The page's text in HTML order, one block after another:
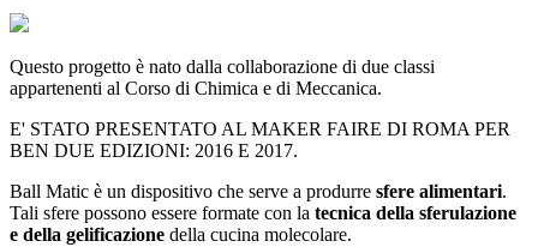
Questo progetto è nato dalla collaborazione di due classi
appartenenti al Corso di Chimica e di Meccanica.
E' STATO PRESENTATO AL MAKER FAIRE DI ROMA PER
BEN DUE EDIZIONI: 2016 E 2017.
Ball Matic è un dispositivo che serve a produrre sfere alimentari.
Tali sfere possono essere formate con la tecnica della sferulazione
e della gelificazione della cucina molecolare.